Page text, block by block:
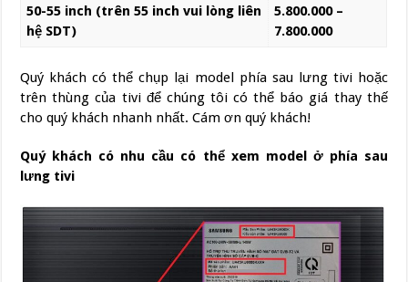
50-55 inch (trên 55 inch vui lòng liên
hệ SDT)
5.800.000 –
7.800.000
Quý khách có thể chụp lại model phía sau lưng tivi hoặc
trên thùng của tivi để chúng tôi có thể báo giá thay thế
cho quý khách nhanh nhất. Cám ơn quý khách!
Quý khách có nhu cầu có thể xem model ở phía sau
lưng tivi